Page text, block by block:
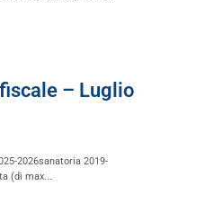
– Luglio
2026sanatoria 2019-
(di max...